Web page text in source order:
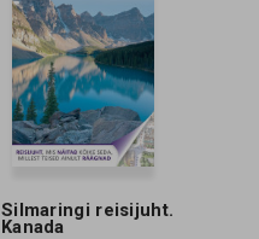
Silmaringi reisijuht.
Kanada